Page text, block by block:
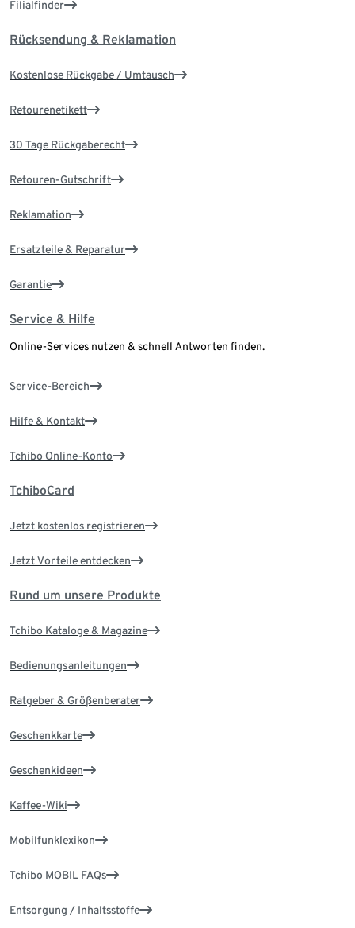
Filialfinder
Rücksendung & Reklamation
Kostenlose Rückgabe / Umtausch
Retourenetikett
30 Tage Rückgaberecht
Retouren-Gutschrift
Reklamation
Ersatzteile & Reparatur
Garantie
Service & Hilfe
Online-Services nutzen & schnell Antworten finden.
Service-Bereich
Hilfe & Kontakt
Tchibo Online-Konto
TchiboCard
Jetzt kostenlos registrieren
Jetzt Vorteile entdecken
Rund um unsere Produkte
Tchibo Kataloge & Magazine
Bedienungsanleitungen
Ratgeber & Größenberater
Geschenkkarte
Geschenkideen
Kaffee-Wiki
Mobilfunklexikon
Tchibo MOBIL FAQs
Entsorgung / Inhaltsstoffe